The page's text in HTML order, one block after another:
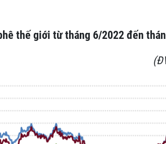
thế giới từ tháng 6/2022 đến